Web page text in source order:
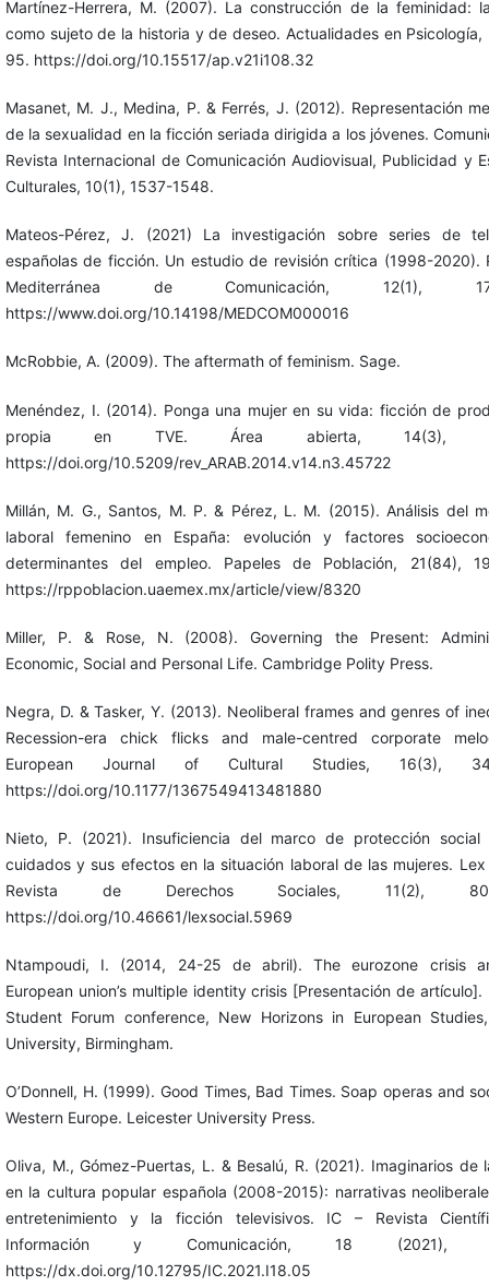
Martínez-Herrera, M. (2007). La construcción de la feminidad:
como sujeto de la historia y de deseo. Actualidades en Psicología,
95. https://doi.org/10.15517/ap.v21i108.32
Masanet, M. J., Medina, P. & Ferrés, J. (2012). Representación
de la sexualidad en la ficción seriada dirigida a los jóvenes.
Revista Internacional de Comunicación Audiovisual, Publicidad y
Culturales, 10(1), 1537-1548.
Mateos-Pérez, J. (2021) La investigación sobre series de
españolas de ficción. Un estudio de revisión crítica (1998-2020).
Mediterránea de Comunicación, 12(1),
https://www.doi.org/10.14198/MEDCOM000016
McRobbie, A. (2009). The aftermath of feminism. Sage.
Menéndez, I. (2014). Ponga una mujer en su vida: ficción de
propia en TVE. Área abierta, 14(3),
https://doi.org/10.5209/rev_ARAB.2014.v14.n3.45722
Millán, M. G., Santos, M. P. & Pérez, L. M. (2015). Análisis del
laboral femenino en España: evolución y factores
determinantes del empleo. Papeles de Población, 21(84),
https://rppoblacion.uaemex.mx/article/view/8320
Miller, P. & Rose, N. (2008). Governing the Present:
Economic, Social and Personal Life. Cambridge Polity Press.
Negra, D. & Tasker, Y. (2013). Neoliberal frames and genres of
Recession-era chick flicks and male-centred corporate
European Journal of Cultural Studies, 16(3),
https://doi.org/10.1177/1367549413481880
Nieto, P. (2021). Insuficiencia del marco de protección
cuidados y sus efectos en la situación laboral de las mujeres. Lex
Revista de Derechos Sociales, 11(2),
https://doi.org/10.46661/lexsocial.5969
Ntampoudi, I. (2014, 24-25 de abril). The eurozone crisis
European union’s multiple identity crisis [Presentación de artículo].
Student Forum conference, New Horizons in European
University, Birmingham.
O’Donnell, H. (1999). Good Times, Bad Times. Soap operas and
Western Europe. Leicester University Press.
Oliva, M., Gómez-Puertas, L. & Besalú, R. (2021). Imaginarios de
en la cultura popular española (2008-2015): narrativas
entretenimiento y la ficción televisivos. IC – Revista
Información y Comunicación, 18 (2021),
https://dx.doi.org/10.12795/IC.2021.I18.05